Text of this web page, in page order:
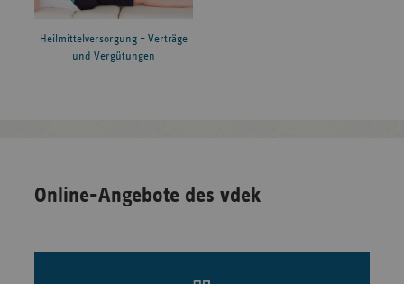
Heilmittelversorgung – Verträge
und Vergütungen
Online-Angebote des vdek